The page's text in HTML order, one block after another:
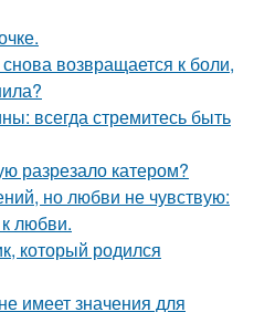
возвращается к боли,
всегда стремитесь быть
разрезало катером?
но любви не чувствую:
любви.
который родился
имеет значения для